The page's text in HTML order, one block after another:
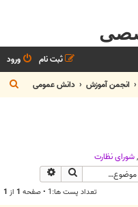
ورود
ثبت نام
انجمن آموزش دانش عمومی
س
,شوراي نظارت
جستجو
تعداد پست ها:1 • صفحه 1 از 1